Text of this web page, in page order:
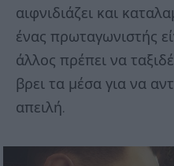
αιφνιδιάζει και
ένας πρωταγωνιστής
άλλος πρέπει να
βρει τα μέσα για να
απειλή.